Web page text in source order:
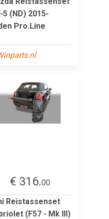
5 (ND) 2015-
Pro.Line
€ 316.00
Reistassenset
(F57 - Mk III)